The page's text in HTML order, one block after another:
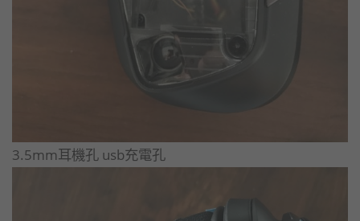
3.5mm耳機孔 usb充電孔